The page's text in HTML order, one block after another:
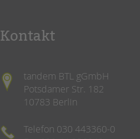
Kontakt
tandem BTL gGmbH
Potsdamer Str. 182
10783 Berlin
Telefon 030 443360-0